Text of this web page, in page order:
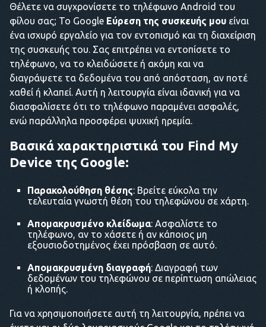
Θέλετε να συγχρονίσετε το τηλέφωνο Android του
φίλου σας; Το Google Εύρεση της συσκευής μου είναι
ένα ισχυρό εργαλείο για τον εντοπισμό και τη διαχείριση
της συσκευής του. Σας επιτρέπει να εντοπίσετε το
τηλέφωνο, να το κλειδώσετε ή ακόμη και να
διαγράψετε τα δεδομένα του από απόσταση, αν ποτέ
χαθεί ή κλαπεί. Αυτή η λειτουργία είναι ιδανική για να
διασφαλίσετε ότι το τηλέφωνο παραμένει ασφαλές,
ενώ παράλληλα προσφέρει ψυχική ηρεμία.
Βασικά χαρακτηριστικά του Find My
Device της Google:
Παρακολούθηση θέσης: Βρείτε εύκολα την
τελευταία γνωστή θέση του τηλεφώνου σε χάρτη.
Απομακρυσμένο κλείδωμα: Ασφαλίστε το
τηλέφωνο, αν το χάσετε ή αν κάποιος μη
εξουσιοδοτημένος έχει πρόσβαση σε αυτό.
Απομακρυσμένη διαγραφή: Διαγραφή των
δεδομένων του τηλεφώνου σε περίπτωση απώλειας
ή κλοπής.
Για να χρησιμοποιήσετε αυτή τη λειτουργία, πρέπει να